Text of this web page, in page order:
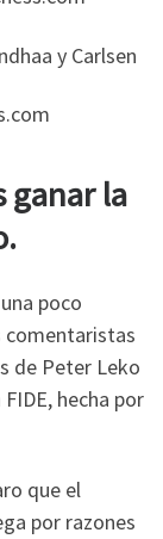
y Carlsen
ganar la
poco
comentaristas
de Peter Leko
hecha por
que el
por razones